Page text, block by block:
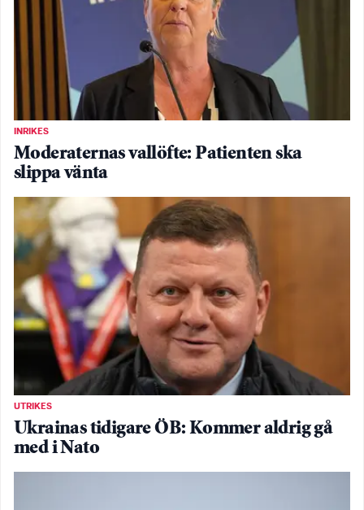
INRIKES
Moderaternas vallöfte: Patienten ska
slippa vänta
UTRIKES
Ukrainas tidigare ÖB: Kommer aldrig gå
med i Nato